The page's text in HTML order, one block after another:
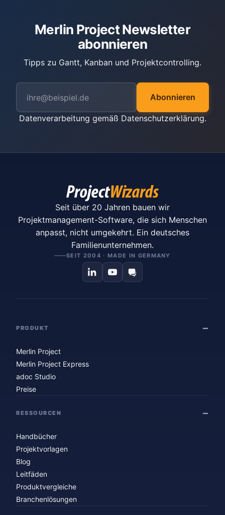
Merlin Project Newsletter
abonnieren
Tipps zu Gantt, Kanban und Projektcontrolling.
Abonnieren
Datenverarbeitung gemäß Datenschutzerklärung.
Seit über 20 Jahren bauen wir
Projektmanagement-Software, die sich Menschen
anpasst, nicht umgekehrt. Ein deutsches
Familienunternehmen.
SEIT 2004 · MADE IN GERMANY
PRODUKT
Merlin Project
Merlin Project Express
adoc Studio
Preise
RESSOURCEN
Handbücher
Projektvorlagen
Blog
Leitfäden
Produktvergleiche
Branchenlösungen